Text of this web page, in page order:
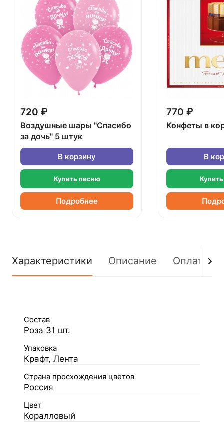
720 ₽
Воздушные шары "Спасибо
за дочь" 5 штук
В корзину
Купить песню
Подробнее
770 ₽
Конфеты в
В
Характеристики Описание Оплата
Состав
Роза 31 шт.
Упаковка
Крафт, Лента
Страна просхождения цветов
Россия
Цвет
Коралловый